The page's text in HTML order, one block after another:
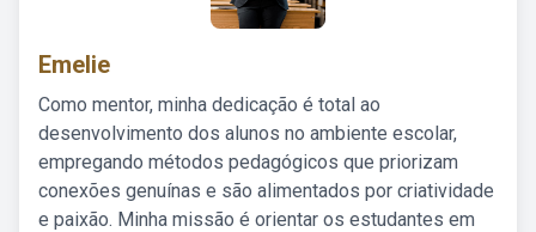
Emelie
Como mentor, minha dedicação é total ao
desenvolvimento dos alunos no ambiente escolar,
empregando métodos pedagógicos que priorizam
conexões genuínas e são alimentados por criatividade
e paixão. Minha missão é orientar os estudantes em